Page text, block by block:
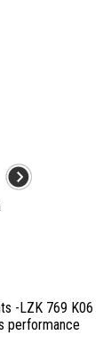
-LZK 769 K06
performance